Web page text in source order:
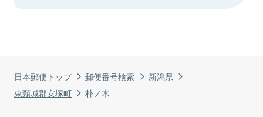
日本郵便トップ 郵便番号検索
新潟県
東頸城郡安塚町
朴ノ木